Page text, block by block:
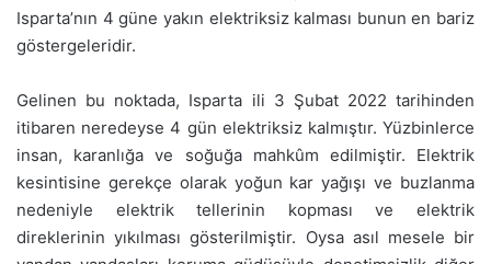
Isparta’nın 4 güne yakın elektriksiz kalması bunun en bariz
göstergeleridir.
Gelinen bu noktada, Isparta ili 3 Şubat 2022 tarihinden
itibaren neredeyse 4 gün elektriksiz kalmıştır. Yüzbinlerce
insan, karanlığa ve soğuğa mahkûm edilmiştir. Elektrik
kesintisine gerekçe olarak yoğun kar yağışı ve buzlanma
nedeniyle elektrik tellerinin kopması ve elektrik
direklerinin yıkılması gösterilmiştir. Oysa asıl mesele bir